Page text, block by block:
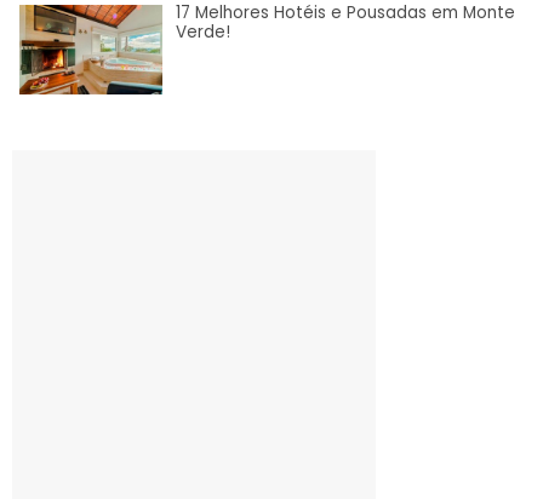
17 Melhores Hotéis e Pousadas em Monte
Verde!